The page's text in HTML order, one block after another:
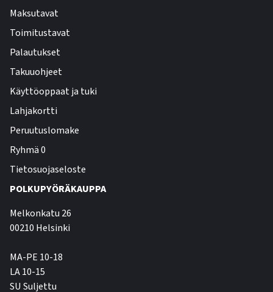
Maksutavat
Toimitustavat
Palautukset
Takuuohjeet
Käyttöoppaat ja tuki
Lahjakortti
Peruutuslomake
Ryhmä 0
Tietosuojaseloste
POLKUPYÖRÄKAUPPA
Melkonkatu 26
00210 Helsinki
MA-PE 10-18
LA 10-15
SU Suljettu